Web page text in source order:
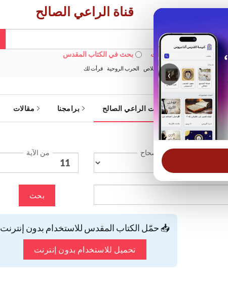
‹
قناة الراعي الصالح
بحث في الويبسايت بحث في الكتاب المقدس
الأكثر بحثًا: خبزنا اليومي الخلاص الحرب الروحية قرأت لك
الرئيسية خدمات الراعي الصالح برامجنا مقالات
الإصحاح من الآية
بحث
📥 حمّل الكتاب المقدس للاستخدام بدون إنترنت
تحميل للاستخدام بدون إنترنت